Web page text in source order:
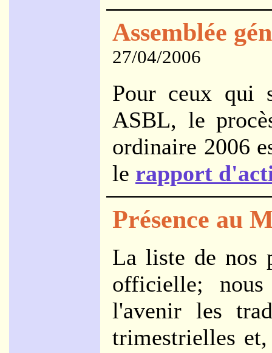
Assemblée
27/04/2006
Pour ceux qui
ASBL, le
ordinaire 2006
le rapport
Présence au
La liste de nos
officielle;
l'avenir les
trimestrielles